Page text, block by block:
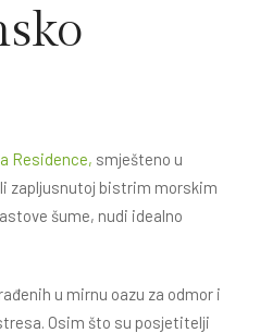
Residence, smješteno u
zapljusnutoj bistrim morskim
šume, nudi idealno
u mirnu oazu za odmor i
Osim što su posjetitelji